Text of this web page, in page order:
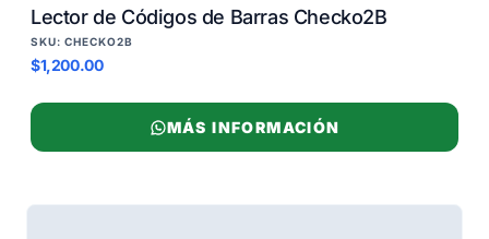
Lector de Códigos de Barras Checko2B
SKU: CHECKO2B
$1,200.00
MÁS INFORMACIÓN